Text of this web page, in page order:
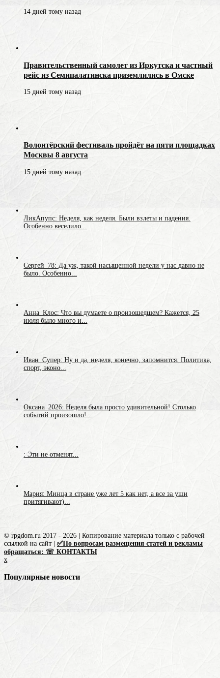
14 дней тому назад
Правительственный самолет из Иркутска и частный
рейс из Семипалатинска приземлились в Омске
15 дней тому назад
Волонтёрский фестиваль пройдёт на пяти площадках
Москвы 8 августа
15 дней тому назад
ЛикАпупс: Неделя, как неделя. Были взлеты и падения.
Особенно веселило...
Сергей_78: Да уж, такой насыщенной недели у нас давно не
было. Особенно...
Анна_Клос: Что вы думаете о произошедшем? Кажется, 25
июля было много и...
Иван_Супер: Ну и да, неделя, конечно, запомнится. Политика,
спорт, эконо...
Оксана_2026: Неделя была просто удивительной! Столько
событий произошло!...
: Эти не отменят...
Мария: Минца в стране уже лет 5 как нет, а все за уши
притягивают)...
© rpgdom.ru 2017 - 2026 | Копирование материала только с рабочей
ссылкой на сайт | ✅По вопросам размещения статей и рекламы
обращаться: ☏ КОНТАКТЫ
x
Популярные новости